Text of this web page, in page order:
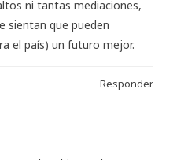
ni tantas mediaciones,
sientan que pueden
el país) un futuro mejor.
Responder